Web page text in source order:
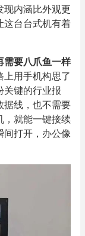
现内涵比外观更
这台台式机有着
需要八爪鱼一样
上用手机构思了
关键的行业报
据线，也不需要
，就能一键接续
间打开，办公像